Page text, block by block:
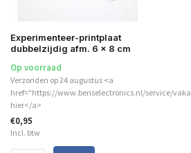
Experimenteer-printplaat
dubbelzijdig afm. 6 x 8 cm
Op voorraad
Verzonden op 24 augustus <a
href="https://www.benselectronics.nl/service/
hier</a>
€0,95
Incl. btw